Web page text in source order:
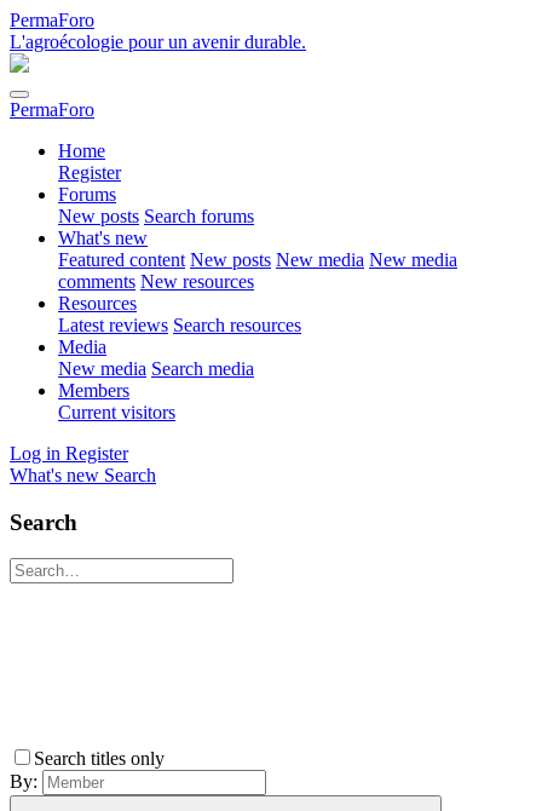
PermaForo
L'agroécologie pour un avenir durable.
PermaForo
Home
Register
Forums
New posts Search forums
What's new
Featured content New posts New media New media
comments New resources
Resources
Latest reviews Search resources
Media
New media Search media
Members
Current visitors
Log in Register
What's new Search
Search
Search titles only
By: